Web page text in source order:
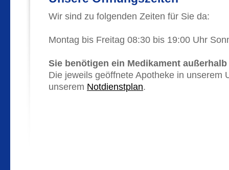
Wir sind zu folgenden Zeiten für Sie da:
Montag bis Freitag 08:30 bis 19:00 Uhr
Sie benötigen ein Medikament
Die jeweils geöffnete Apotheke in unserem
unserem Notdienstplan.